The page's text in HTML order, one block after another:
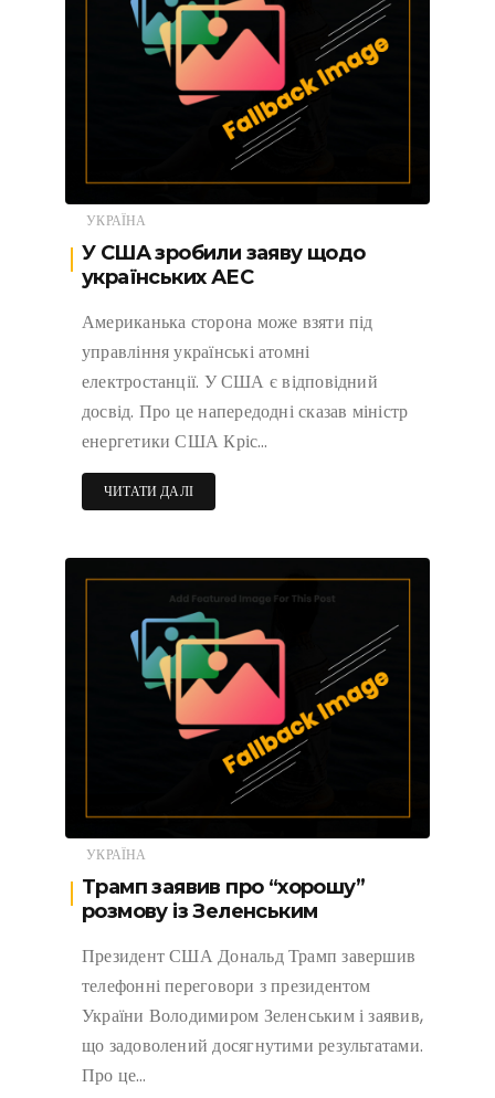
УКРАЇНА
У США зробили заяву щодо
українських АЕС
Американька сторона може взяти під
управління українські атомні
електростанції. У США є відповідний
досвід. Про це напередодні сказав міністр
енергетики США Кріс…
ЧИТАТИ ДАЛІ
УКРАЇНА
Трамп заявив про “хорошу”
розмову із Зеленським
Президент США Дональд Трамп завершив
телефонні переговори з президентом
України Володимиром Зеленським і заявив,
що задоволений досягнутими результатами.
Про це…